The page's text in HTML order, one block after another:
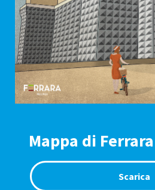
Mappa di
Scarica